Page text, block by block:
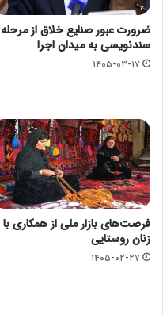
ضرورت عبور صنایع خلاق از مرحله
سندنویسی به میدان اجرا
۱۴۰۵-۰۳-۱۷
فرصت‌های بازار ملی از همکاری با
زنان روستایی
۱۴۰۵-۰۲-۲۷